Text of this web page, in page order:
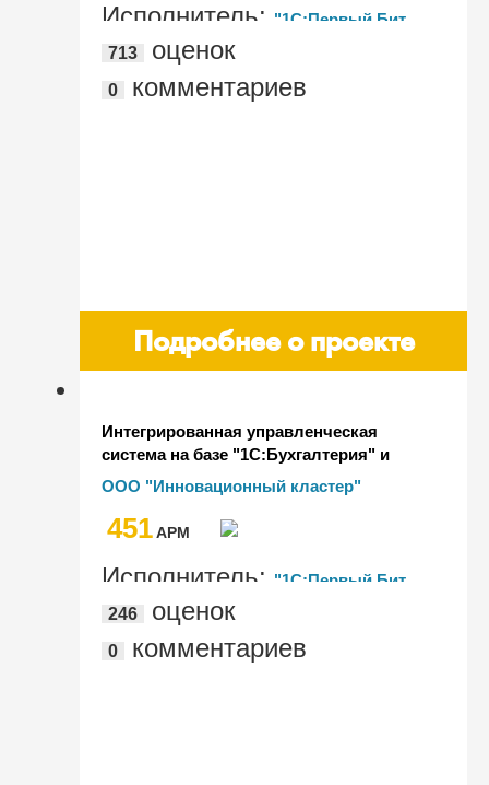
Исполнитель: "1С:Первый Бит,
Воронеж"
713 оценок
0 комментариев
Подробнее о проекте
Интегрированная управленческая
система на базе "1С:Бухгалтерия" и
строительного модуля
ООО "Инновационный кластер"
451AРМ
Исполнитель: "1С:Первый Бит,
Москва - м. Спортивная"
246 оценок
0 комментариев